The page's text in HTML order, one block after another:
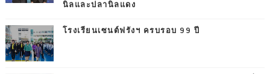
นิลและปลานิลแดง
โรงเรียนเซนต์ฟรังฯ ครบรอบ 99 ปี